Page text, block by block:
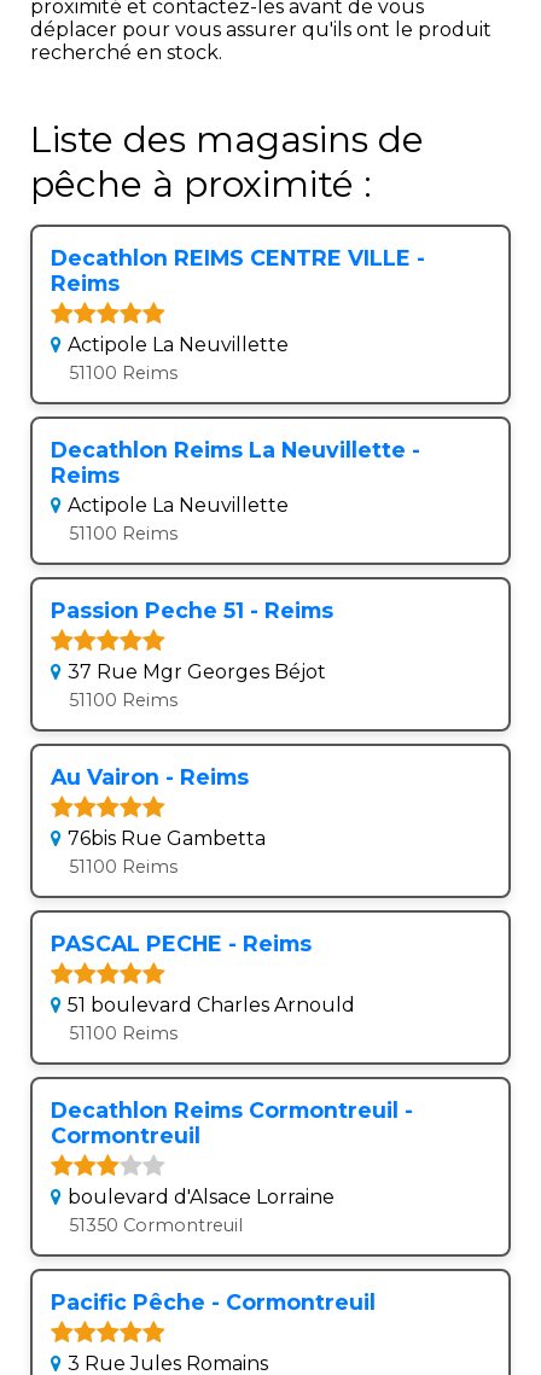
proximité et contactez-les avant de vous
déplacer pour vous assurer qu'ils ont le produit
recherché en stock.
Liste des magasins de
pêche à proximité :
Decathlon REIMS CENTRE VILLE -
Reims
Actipole La Neuvillette
51100 Reims
Decathlon Reims La Neuvillette -
Reims
Actipole La Neuvillette
51100 Reims
Passion Peche 51 - Reims
37 Rue Mgr Georges Béjot
51100 Reims
Au Vairon - Reims
76bis Rue Gambetta
51100 Reims
PASCAL PECHE - Reims
51 boulevard Charles Arnould
51100 Reims
Decathlon Reims Cormontreuil -
Cormontreuil
boulevard d'Alsace Lorraine
51350 Cormontreuil
Pacific Pêche - Cormontreuil
3 Rue Jules Romains